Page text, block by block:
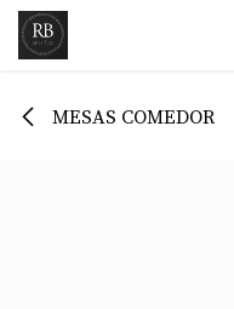
Ir al contenido
MESAS COMEDOR